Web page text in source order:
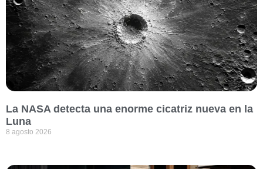
La NASA detecta una enorme cicatriz nueva en la
Luna
8 agosto 2026